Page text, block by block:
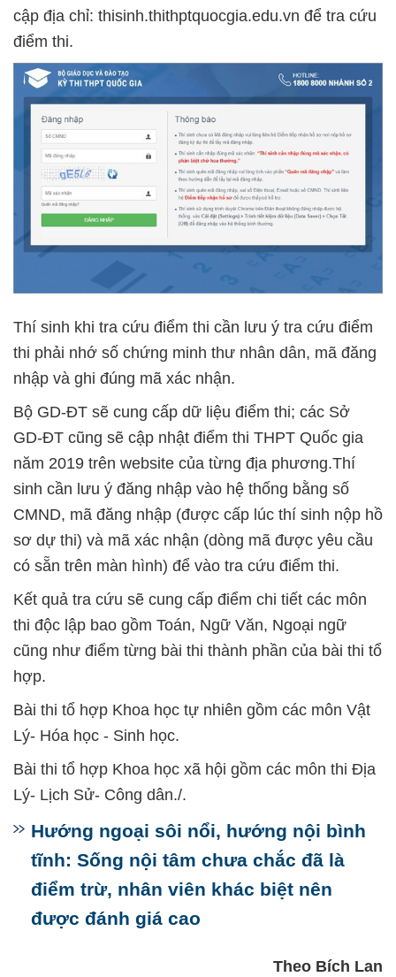
cập địa chỉ: thisinh.thithptquocgia.edu.vn để tra cứu
điểm thi.
Thí sinh khi tra cứu điểm thi cần lưu ý tra cứu điểm
thi phải nhớ số chứng minh thư nhân dân, mã đăng
nhập và ghi đúng mã xác nhận.
Bộ GD-ĐT sẽ cung cấp dữ liệu điểm thi; các Sở
GD-ĐT cũng sẽ cập nhật điểm thi THPT Quốc gia
năm 2019 trên website của từng địa phương.Thí
sinh cần lưu ý đăng nhập vào hệ thống bằng số
CMND, mã đăng nhập (được cấp lúc thí sinh nộp hồ
sơ dự thi) và mã xác nhận (dòng mã được yêu cầu
có sẵn trên màn hình) để vào tra cứu điểm thi.
Kết quả tra cứu sẽ cung cấp điểm chi tiết các môn
thi độc lập bao gồm Toán, Ngữ Văn, Ngoại ngữ
cũng như điểm từng bài thi thành phần của bài thi tổ
hợp.
Bài thi tổ hợp Khoa học tự nhiên gồm các môn Vật
Lý- Hóa học - Sinh học.
Bài thi tổ hợp Khoa học xã hội gồm các môn thi Địa
Lý- Lịch Sử- Công dân./.
Hướng ngoại sôi nổi, hướng nội bình
tĩnh: Sống nội tâm chưa chắc đã là
điểm trừ, nhân viên khác biệt nên
được đánh giá cao
Theo Bích Lan